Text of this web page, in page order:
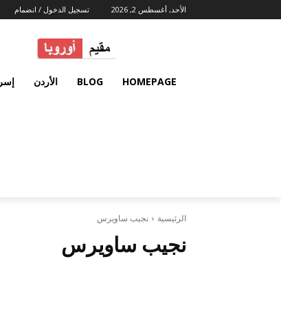
الأحد, أغسطس 2, 2026 تسجيل الدخول / انضمام
HOMEPAGE
BLOG الأردن
الرئيسية نجيب ساويرس
نجيب ساويرس